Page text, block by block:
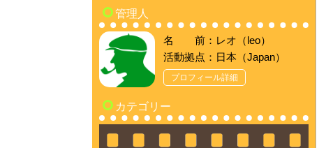
管理人
名 前：レオ（leo）
活動拠点：日本（Japan）
プロフィール詳細
カテゴリー